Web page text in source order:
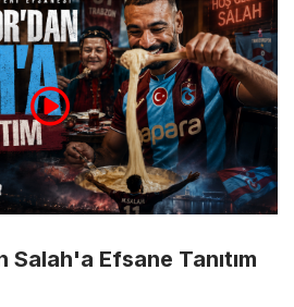
Efsane Tanıtım